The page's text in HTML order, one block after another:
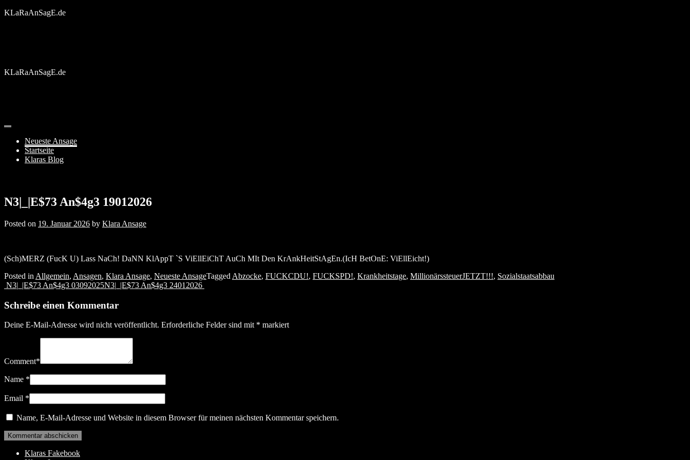
Skip
KLaRaAnSagE.de
KLaRaAnSagE.de
Neueste Ansage
Startseite
Klaras Blog
N3|_|E$73 An$4g3 19012026
Posted on 19. Januar 2026 by Klara Ansage
(Sch)MERZ (FucK U) Lass NaCh! DaNN KlAppT `S ViEllEiChT AuCh MIt Den KrAnkHeitStAgEn.(IcH BetOnE: ViEllEicht!)
Posted in Allgemein, Ansagen, Klara Ansage, Neueste AnsageTagged Abzocke, FUCKCDU!, FUCKSPD!, Krankheitstage, MillionärssteuerJETZT!!!, Sozialstaatsabbau
Post
navigation
N3|_|E$73 An$4g3 03092025N3|_|E$73 An$4g3 24012026
Schreibe einen Kommentar
Deine E-Mail-Adresse wird nicht veröffentlicht. Erforderliche Felder sind mit * markiert
Comment*
Name *
Email *
Name, E-Mail-Adresse und Website in diesem Browser für meinen nächsten Kommentar speichern.
Klaras Fakebook